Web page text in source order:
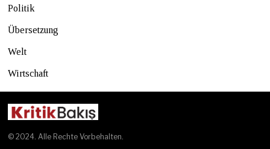
Politik
Übersetzung
Welt
Wirtschaft
© 2024. Alle Rechte Vorbehalten.